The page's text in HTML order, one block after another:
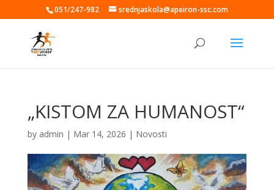
051/247-982 srednjaskola@apeiron-ssc.com
„KISTOM ZA HUMANOST“
by admin | Mar 14, 2026 | Novosti